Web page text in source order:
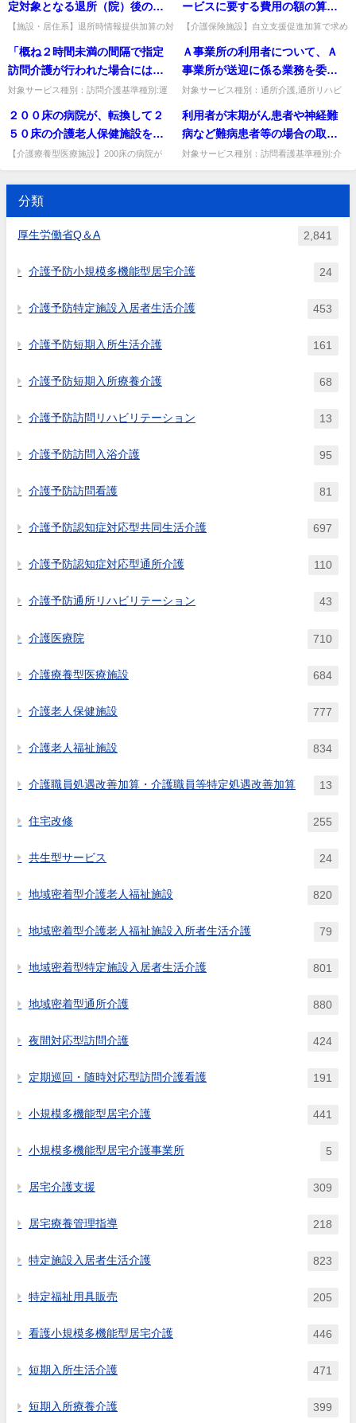
われることを想定しているの
か。 （１）例えば、障害福祉制
度の生活介護の指定を受けてい
る事業所が、指定申請を行う場
合、 （ア）「別段の申出」を
しなければ、共生型の通所介護
の基準に基づき指定を受けるこ
とができる （イ）「別段の申
出」をすれば、通常の通所介護
とになる ということか。 （２）
介護報酬については、 上記
（ア）の場合、基本報酬は所定
単位数 上記（イ）の場合、基
所介護と同じ） ということか。
２条の２第１項ただし書に...
両方を兼務している職員をどち
らか一方に寄せてカウントする
ことは可能か。
設のショートステイを一体的...
定対象となる退所（院）後の主
治の医師について
【施設・居住系】退所時情報提供加算の対
一医療機関でも算定可だが、同一の主治
医・医療機関は不可。歯科医師...
ービスに要する費用の額の算定
に関する基準（短期入所サービ
に係る部分）及び指定施設サー
ビス等に要する費用の額の算定
に関する基準の制定に伴う実施
上の留意事項について」（平成
12年３月８日老企第40号）第２
の５(37)⑥ａ～ｆ等に基づくもの
をいう。以下同じ。）にあたっ
がりを計画的に支援する」こと
うな取組が求められるのか。
【介護保険施設】自立支援促進加算で求め
時間の目安。医学的理由を除き原則全員が
離床等を行い、ADLとの関...
「概ね２時間未満の間隔で指定
訪問介護が行われた場合には、
それぞれの所要時間を合算す
の間隔とは、いつの時点からい
つの時点までを指すのか。
対象サービス種別：訪問介護基準種別:運
時間未満の間隔で指定訪問介護が行われた
場合には、それぞれの所要時...
Ａ事業所の利用者について、Ａ
事業所が送迎に係る業務を委託
した事業者により、当該利用者
が行われた場合、送迎減算は適
用されるのか。
対象サービス種別：通所介護,通所リハビ
防認知症対応型通所介護,認知症対応型通
所介護基準種別:介護報酬...
２００床の病院が、転換して２
５０床の介護老人保健施設を開
設する場合は、２５０床全てに
ついて介護療養型老人保健施設
の基本施設サービス費を算定で
きるのか。
【介護療養型医療施設】200床の病院が
転換した病床部分（最大...
利用者が末期がん患者や神経難
病など難病患者等の場合の取扱
いについて
対象サービス種別：訪問看護基準種別:介
分類
厚生労働省Q＆A 2,841
介護予防小規模多機能型居宅介護 24
介護予防特定施設入居者生活介護 453
介護予防短期入所生活介護 161
介護予防短期入所療養介護 68
介護予防訪問リハビリテーション 13
介護予防訪問入浴介護 95
介護予防訪問看護 81
介護予防認知症対応型共同生活介護 697
介護予防認知症対応型通所介護 110
介護予防通所リハビリテーション 43
介護医療院 710
介護療養型医療施設 684
介護老人保健施設 777
介護老人福祉施設 834
介護職員処遇改善加算・介護職員等特定処遇改善加算 13
住宅改修 255
共生型サービス 24
地域密着型介護老人福祉施設 820
地域密着型介護老人福祉施設入所者生活介護 79
地域密着型特定施設入居者生活介護 801
地域密着型通所介護 880
夜間対応型訪問介護 424
定期巡回・随時対応型訪問介護看護 191
小規模多機能型居宅介護 441
小規模多機能型居宅介護事業所 5
居宅介護支援 309
居宅療養管理指導 218
特定施設入居者生活介護 823
特定福祉用具販売 205
看護小規模多機能型居宅介護 446
短期入所生活介護 471
短期入所療養介護 399